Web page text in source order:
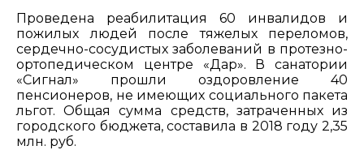
Проведена реабилитация 60 инвалидов и
пожилых людей после тяжелых переломов,
сердечно-сосудистых заболеваний в протезно-
ортопедическом центре «Дар». В санатории
«Сигнал» прошли оздоровление 40
пенсионеров, не имеющих социального пакета
льгот. Общая сумма средств, затраченных из
городского бюджета, составила в 2018 году 2,35
млн. руб.